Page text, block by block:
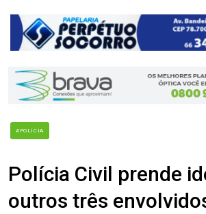
#POLÍCIA
Polícia Civil prende
outros três